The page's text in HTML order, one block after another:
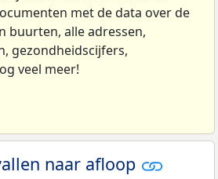
met de data over de
buurten, alle adressen,
gezondheidscijfers,
veel meer!
naar afloop